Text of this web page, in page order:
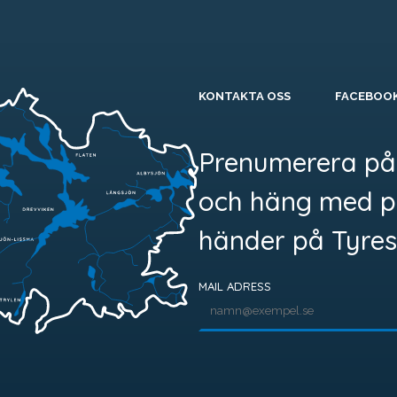
KONTAKTA OSS
Prenumerera
och häng med
händer på
MAIL ADRESS